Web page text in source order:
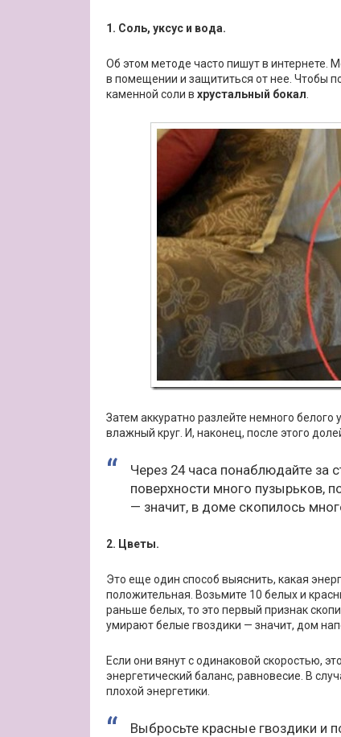
1. Соль, уксус и вода.
Об этом методе часто пишут в интернете.
в помещении и защититься от нее. Чтобы
каменной соли в хрустальный бокал
Затем аккуратно разлейте немного белого
влажный круг. И, наконец, после этого
Через 24 часа понаблюдайте за
поверхности много пузырьков,
— значит, в доме скопилось
2. Цветы.
Это еще один способ выяснить, какая
положительная. Возьмите 10 белых и
раньше белых, то это первый признак
умирают белые гвоздики — значит, дом
Если они вянут с одинаковой скоростью,
энергетический баланс, равновесие. В
плохой энергетики.
Выбросьте красные гвоздики и